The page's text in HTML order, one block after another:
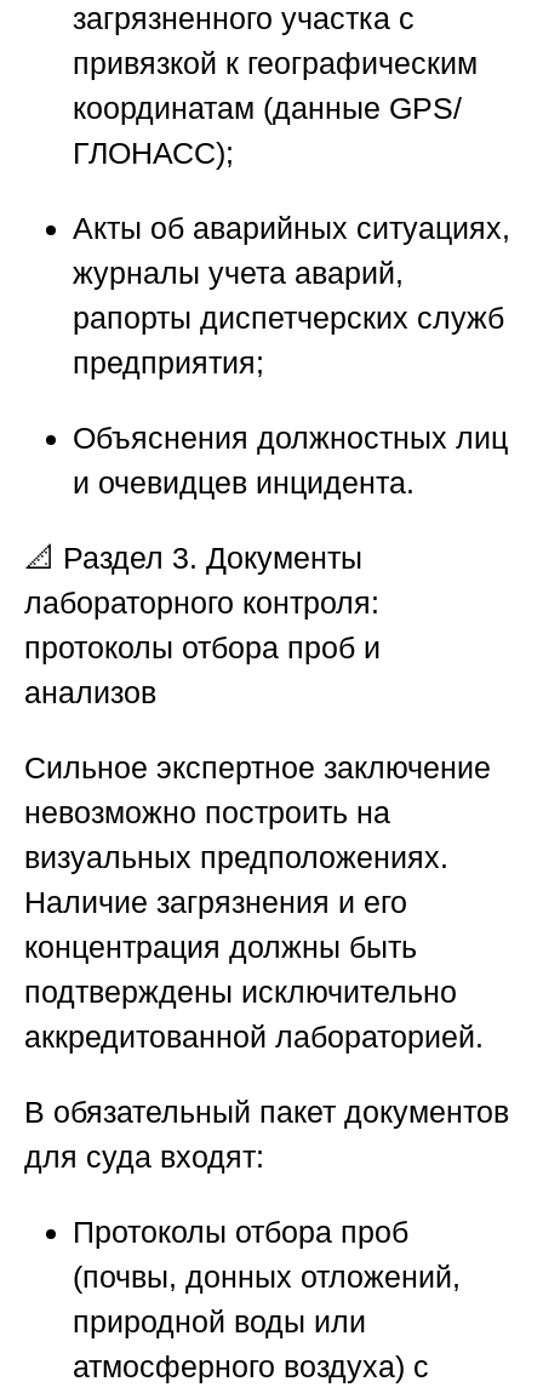
загрязненного участка с
привязкой к географическим
координатам (данные GPS/
ГЛОНАСС);
Акты об аварийных ситуациях,
журналы учета аварий,
рапорты диспетчерских служб
предприятия;
Объяснения должностных лиц
и очевидцев инцидента.
📐 Раздел 3. Документы
лабораторного контроля:
протоколы отбора проб и
анализов
Сильное экспертное заключение
невозможно построить на
визуальных предположениях.
Наличие загрязнения и его
концентрация должны быть
подтверждены исключительно
аккредитованной лабораторией.
В обязательный пакет документов
для суда входят:
Протоколы отбора проб
(почвы, донных отложений,
природной воды или
атмосферного воздуха) с